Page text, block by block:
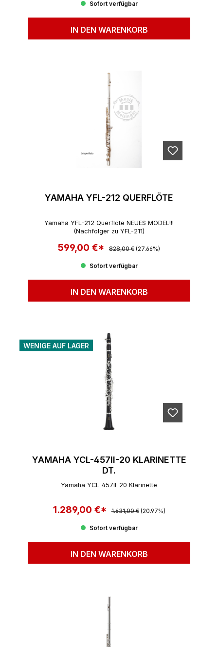
Sofort verfügbar
IN DEN WARENKORB
YAMAHA YFL-212 QUERFLÖTE
Yamaha YFL-212 Querflöte NEUES MODEL!!!
(Nachfolger zu YFL-211)
Verkaufspreis:
599,00 €* Regulärer Preis:
828,00 € (27.66%)
Sofort verfügbar
IN DEN WARENKORB
WENIGE AUF LAGER
YAMAHA YCL-457II-20 KLARINETTE
DT.
Yamaha YCL-457II-20 Klarinette
Verkaufspreis:
1.289,00 €* Regulärer Preis:
1.631,00 € (20.97%)
Sofort verfügbar
IN DEN WARENKORB